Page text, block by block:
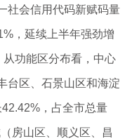
社会信用代码新赋码量
，延续上半年强劲增
从功能区分布看，中心
台区、石景山区和海淀
，占全市总量
房山区、顺义区、昌